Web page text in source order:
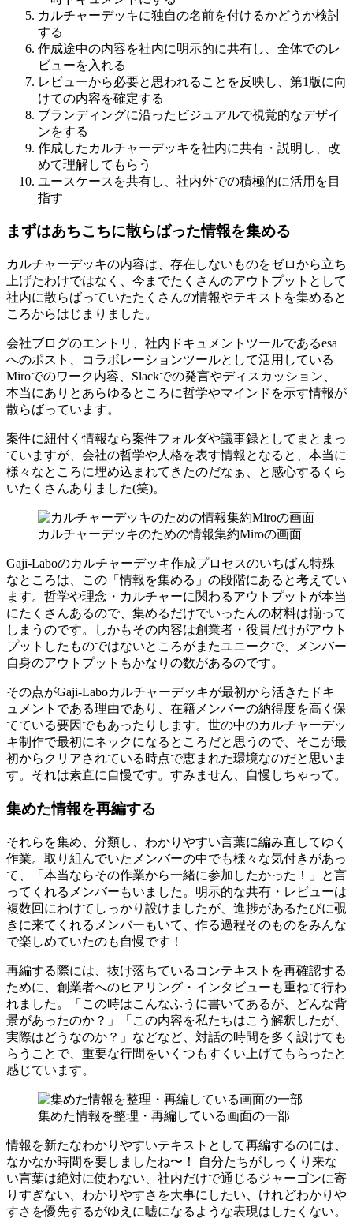
カルチャーデッキに独自の名前を付けるかどうか検討
する
作成途中の内容を社内に明示的に共有し、全体でのレ
ビューを入れる
レビューから必要と思われることを反映し、第1版に向
けての内容を確定する
ブランディングに沿ったビジュアルで視覚的なデザイ
ンをする
作成したカルチャーデッキを社内に共有・説明し、改
めて理解してもらう
ユースケースを共有し、社内外での積極的に活用を目
指す
まずはあちこちに散らばった情報を集める
カルチャーデッキの内容は、存在しないものをゼロから立ち
上げたわけではなく、今までたくさんのアウトプットとして
社内に散らばっていたたくさんの情報やテキストを集めると
ころからはじまりました。
会社ブログのエントリ、社内ドキュメントツールであるesa
へのポスト、コラボレーションツールとして活用している
Miroでのワーク内容、Slackでの発言やディスカッション、
本当にありとあらゆるところに哲学やマインドを示す情報が
散らばっています。
案件に紐付く情報なら案件フォルダや議事録としてまとまっ
ていますが、会社の哲学や人格を表す情報となると、本当に
様々なところに埋め込まれてきたのだなぁ、と感心するくら
いたくさんありました(笑)。
カルチャーデッキのための情報集約Miroの画面
Gaji-Laboのカルチャーデッキ作成プロセスのいちばん特殊
なところは、この「情報を集める」の段階にあると考えてい
ます。哲学や理念・カルチャーに関わるアウトプットが本当
にたくさんあるので、集めるだけでいったんの材料は揃って
しまうのです。しかもその内容は創業者・役員だけがアウト
プットしたものではないところがまたユニークで、メンバー
自身のアウトプットもかなりの数があるのです。
その点がGaji-Laboカルチャーデッキが最初から活きたドキ
ュメントである理由であり、在籍メンバーの納得度を高く保
てている要因でもあったりします。世の中のカルチャーデッ
キ制作で最初にネックになるところだと思うので、そこが最
初からクリアされている時点で恵まれた環境なのだと思いま
す。それは素直に自慢です。すみません、自慢しちゃって。
集めた情報を再編する
それらを集め、分類し、わかりやすい言葉に編み直してゆく
作業。取り組んでいたメンバーの中でも様々な気付きがあっ
て、「本当ならその作業から一緒に参加したかった！」と言
ってくれるメンバーもいました。明示的な共有・レビューは
複数回にわけてしっかり設けましたが、進捗があるたびに覗
きに来てくれるメンバーもいて、作る過程そのものをみんな
で楽しめていたのも自慢です！
再編する際には、抜け落ちているコンテキストを再確認する
ために、創業者へのヒアリング・インタビューも重ねて行わ
れました。「この時はこんなふうに書いてあるが、どんな背
景があったのか？」「この内容を私たちはこう解釈したが、
実際はどうなのか？」などなど、対話の時間を多く設けても
らうことで、重要な行間をいくつもすくい上げてもらったと
感じています。
集めた情報を整理・再編している画面の一部
情報を新たなわかりやすいテキストとして再編するのには、
なかなか時間を要しましたね〜！ 自分たちがしっくり来な
い言葉は絶対に使わない、社内だけで通じるジャーゴンに寄
りすぎない、わかりやすさを大事にしたい、けれどわかりや
すさを優先するがゆえに嘘になるような表現はしたくない。